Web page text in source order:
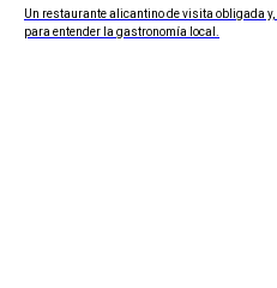
Un restaurante alicantino de visita obligada
para entender la gastronomía local.